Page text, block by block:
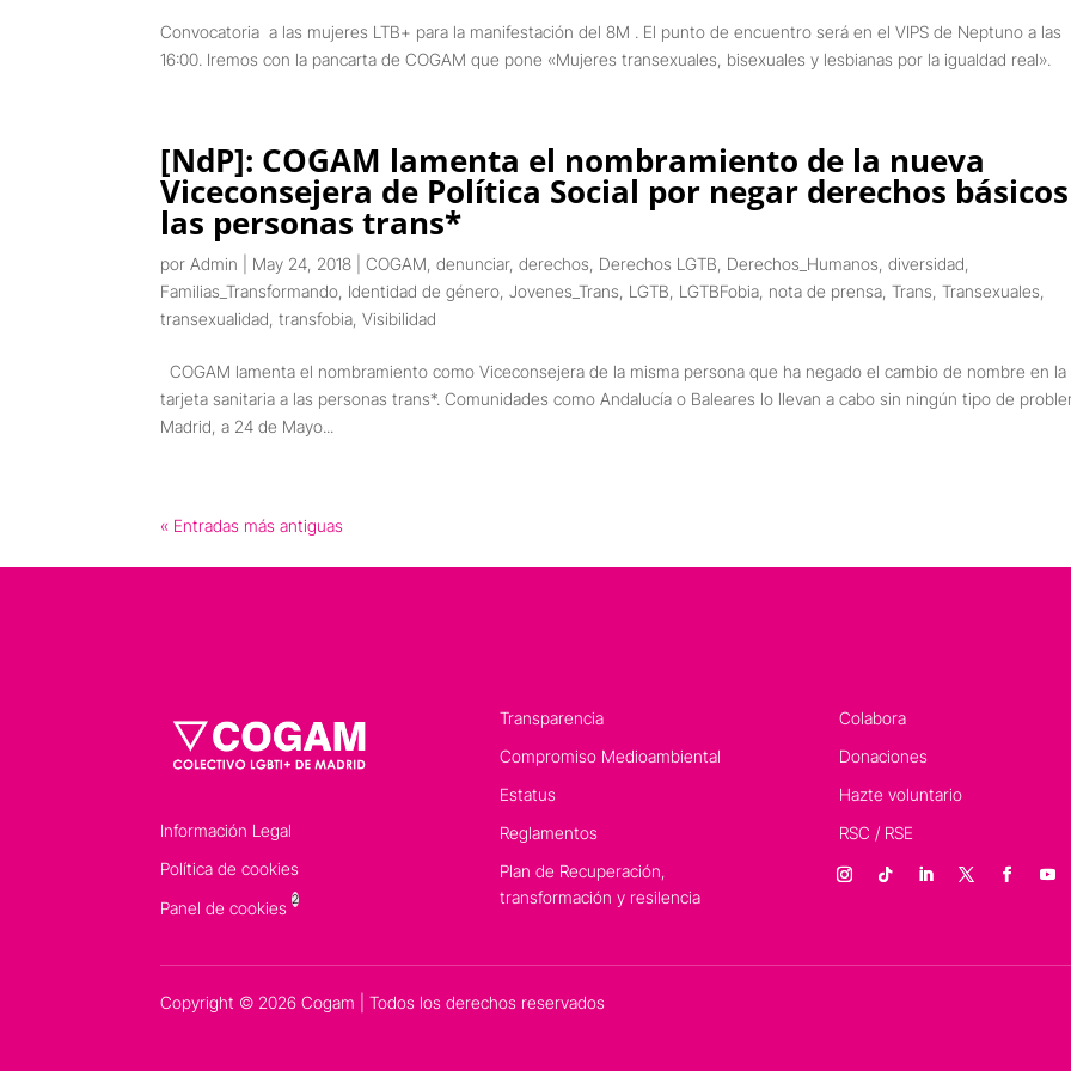
Convocatoria a las mujeres LTB+ para la manifestación del 8M . El punto de encuentro será en el VIPS de Neptuno a las
16:00. Iremos con la pancarta de COGAM que pone «Mujeres transexuales, bisexuales y lesbianas por la igualdad real».
[NdP]: COGAM lamenta el nombramiento de la nueva
Viceconsejera de Política Social por negar derechos
las personas trans*
porAdmin May 24, 2018 |COGAM ,denunciar,derechos Derechos LGTB Derechos_Humanos ,diversidad
Familias_Transformando Identidad de género ,Jovenes_Trans LGTB LGTBFobia nota de prensa ,Trans ,Transexuales
transexualidad ,transfobia ,Visibilidad
COGAM lamenta el nombramiento como Viceconsejera de la misma persona que ha negado el cambio de nombre en la
tarjeta sanitaria a las personas trans*. Comunidades como Andalucía o Baleares lo llevan a cabo sin ningún tipo de
Madrid, a 24 de Mayo...
« Entradas más antiguas
Información Legal
Política de cookies
Panel de cookies2
Transparencia
Compromiso Medioambiental
Estatus
Reglamentos
Plan de Recuperación,
transformación y resilencia
Colabora
Donaciones
Hazte voluntario
RSC / RSE
Copyright © 2026 Cogam | Todos los derechos reservados